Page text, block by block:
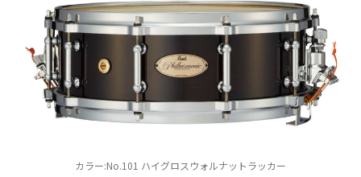
カラー:No.101 ハイグロスウォルナットラッカー